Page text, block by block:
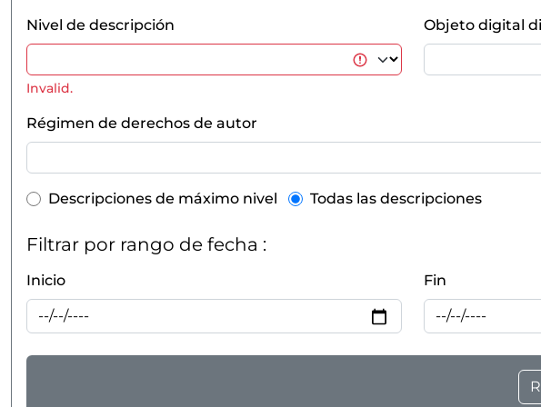
Nivel de descripción
Invalid.
Objeto digital
Régimen de derechos de autor
Top-level description filter
Descripciones de máximo nivel Todas las descripciones
Filtrar por rango de fecha :
Inicio Fin